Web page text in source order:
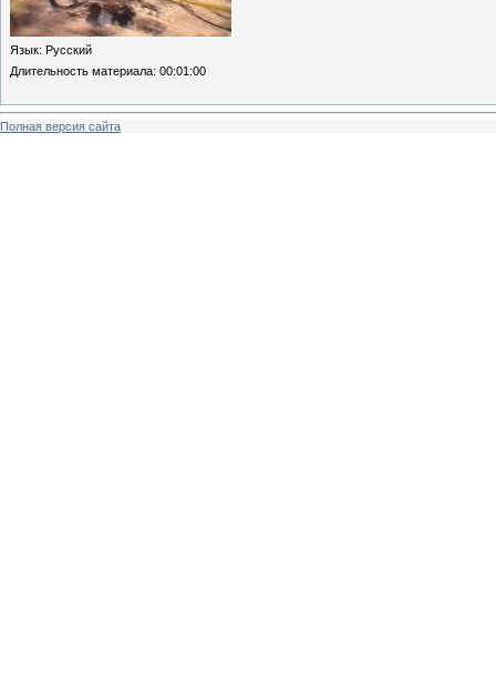
Язык: Русский
Длительность материала: 00:01:00
Полная версия сайта